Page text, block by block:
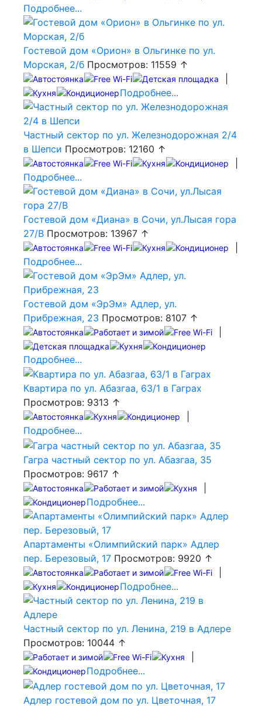
Подробнее...
Гостевой дом «Орион» в Ольгинке по ул.
Морская, 2/б Просмотров: 11559 ↑
Подробнее...
Частный сектор по ул. Железнодорожная 2/4
в Шепси Просмотров: 12160 ↑
Подробнее...
Гостевой дом «Диана» в Сочи, ул.Лысая гора
27/В Просмотров: 13967 ↑
Подробнее...
Гостевой дом «ЭрЭм» Адлер, ул.
Прибрежная, 23 Просмотров: 8107 ↑
Подробнее...
Квартира по ул. Абазгаа, 63/1 в Гаграх
Просмотров: 9313 ↑
Подробнее...
Гагра частный сектор по ул. Абазгаа, 35
Просмотров: 9617 ↑
Подробнее...
Апартаменты «Олимпийский парк» Адлер
пер. Березовый, 17 Просмотров: 9920 ↑
Подробнее...
Частный сектор по ул. Ленина, 219 в Адлере
Просмотров: 10044 ↑
Подробнее...
Адлер гостевой дом по ул. Цветочная, 17